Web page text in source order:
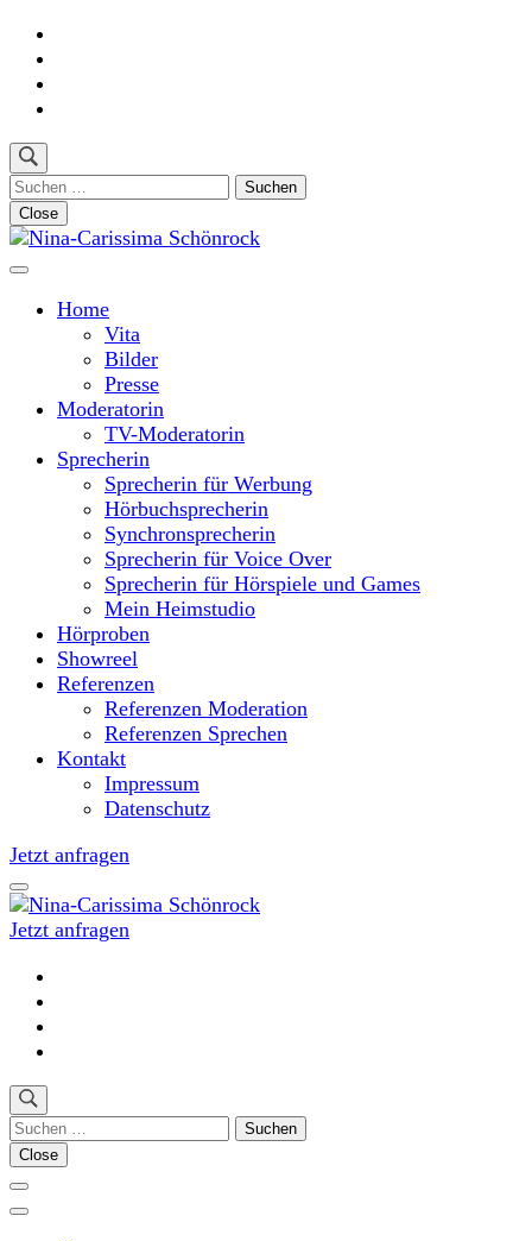
Skip
content
(Press
Suchen
nach:
Close
Nina-Carissima Schönrock
Home
Vita
Bilder
Presse
Moderatorin
TV-Moderatorin
Sprecherin
Sprecherin für Werbung
Hörbuchsprecherin
Synchronsprecherin
Sprecherin für Voice Over
Sprecherin für Hörspiele und Games
Mein Heimstudio
Hörproben
Showreel
Referenzen
Referenzen Moderation
Referenzen Sprechen
Kontakt
Impressum
Datenschutz
Jetzt anfragen
Nina-Carissima Schönrock
Jetzt anfragen
Suchen
nach:
Close